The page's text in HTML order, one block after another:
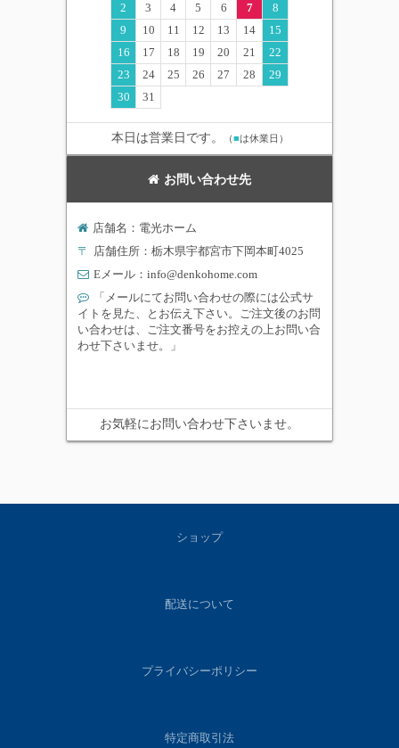
2
3 4 5 6 7
8
9
10 11 12 13 14
15
16
17 18 19 20 21
22
23
24 25 26 27 28
29
30
31
本日は営業日です。 （■は休業日）
お問い合わせ先
店舗名：電光ホーム
〒 店舗住所：栃木県宇都宮市下岡本町4025
Eメール： info@denkohome.com
「メールにてお問い合わせの際には公式サ
イトを見た、とお伝え下さい。ご注文後のお問
い合わせは、ご注文番号をお控えの上お問い合
わせ下さいませ。」
お気軽にお問い合わせ下さいませ。
ショップ
配送について
プライバシーポリシー
特定商取引法